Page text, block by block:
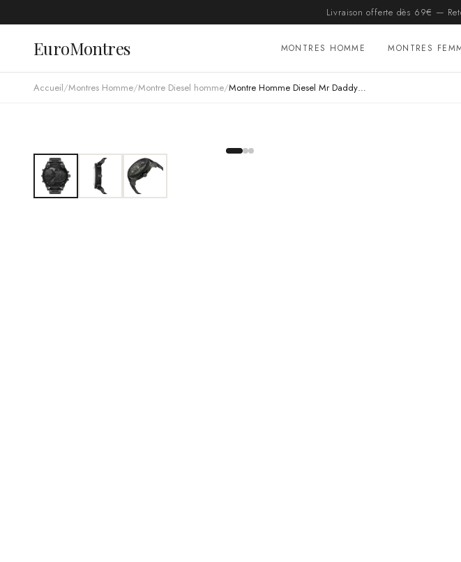
Livraison offerte dès 69€ —
EuroMontres MONTRES HOMME MONTRES
Accueil/Montres Homme/Montre Diesel homme/ Montre Homme Diesel Mr Daddy DZ7396, Cadran Noir 57mm, Bracelet Acier Noir